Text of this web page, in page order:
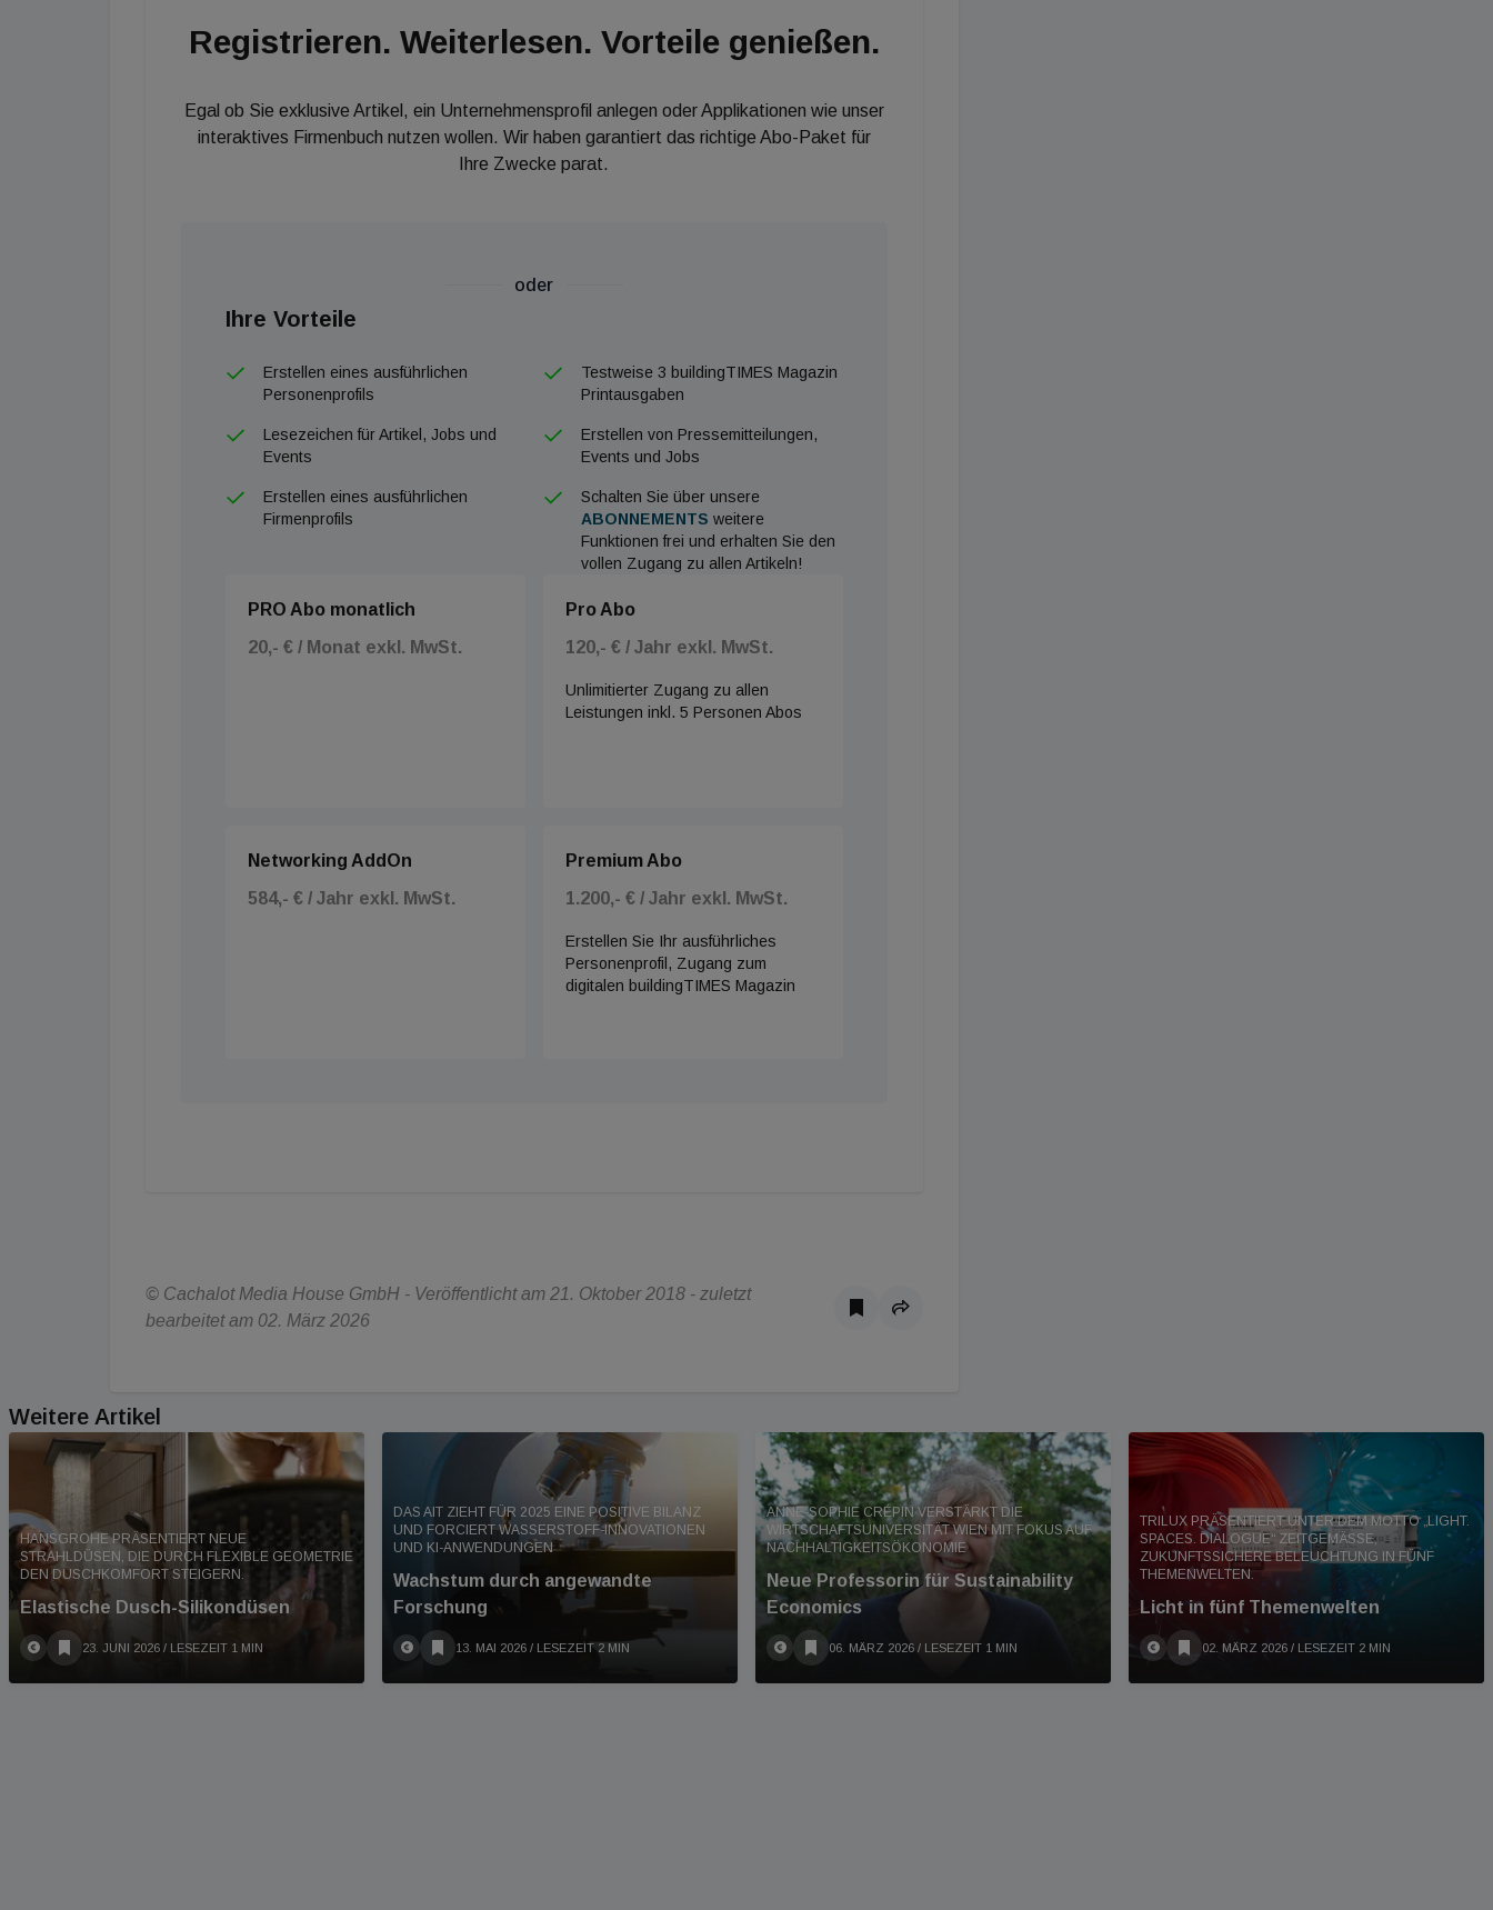
Registrieren. Weiterlesen. Vorteile genießen.
Egal ob Sie exklusive Artikel, ein Unternehmensprofil anlegen oder Applikationen wie unser
interaktives Firmenbuch nutzen wollen. Wir haben garantiert das richtige Abo-Paket für
Ihre Zwecke parat.
oder
Ihre Vorteile
Erstellen eines ausführlichen
Personenprofils
Testweise 3 buildingTIMES Magazin
Printausgaben
Lesezeichen für Artikel, Jobs und
Events
Erstellen von Pressemitteilungen,
Events und Jobs
Erstellen eines ausführlichen
Firmenprofils
Schalten Sie über unsere
ABONNEMENTS weitere
Funktionen frei und erhalten Sie den
vollen Zugang zu allen Artikeln!
PRO Abo monatlich
20,- € / Monat exkl. MwSt.
Pro Abo
120,- € / Jahr exkl. MwSt.
Unlimitierter Zugang zu allen
Leistungen inkl. 5 Personen Abos
Networking AddOn
584,- € / Jahr exkl. MwSt.
Premium Abo
1.200,- € / Jahr exkl. MwSt.
Erstellen Sie Ihr ausführliches
Personenprofil, Zugang zum
digitalen buildingTIMES Magazin
© Cachalot Media House GmbH - Veröffentlicht am 21. Oktober 2018 - zuletzt
bearbeitet am 02. März 2026
Weitere Artikel
HANSGROHE PRÄSENTIERT NEUE
STRAHLDÜSEN, DIE DURCH FLEXIBLE GEOMETRIE
DEN DUSCHKOMFORT STEIGERN.
Elastische Dusch-Silikondüsen
23. JUNI 2026 / LESEZEIT 1 MIN
DAS AIT ZIEHT FÜR 2025 EINE POSITIVE BILANZ
UND FORCIERT WASSERSTOFF-INNOVATIONEN
UND KI-ANWENDUNGEN
Wachstum durch angewandte
Forschung
13. MAI 2026 / LESEZEIT 2 MIN
ANNE-SOPHIE CRÉPIN VERSTÄRKT DIE
WIRTSCHAFTSUNIVERSITÄT WIEN MIT FOKUS AUF
NACHHALTIGKEITSÖKONOMIE
Neue Professorin für Sustainability
Economics
06. MÄRZ 2026 / LESEZEIT 1 MIN
TRILUX PRÄSENTIERT UNTER DEM MOTTO „LIGHT.
SPACES. DIALOGUE“ ZEITGEMÄSSE, Z
UKUNFTSSICHERE BELEUCHTUNG IN FÜNF T
HEMENWELTEN.
Licht in fünf Themenwelten
02. MÄRZ 2026 / LESEZEIT 2 MIN